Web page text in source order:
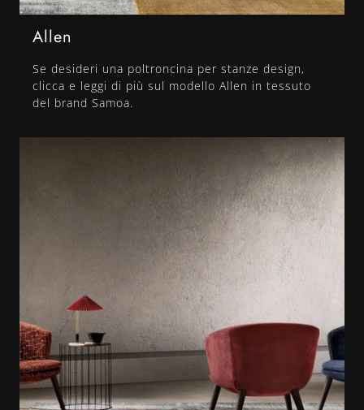
Allen
Se desideri una poltroncina per stanze design,
clicca e leggi di più sul modello Allen in tessuto
del brand Samoa.